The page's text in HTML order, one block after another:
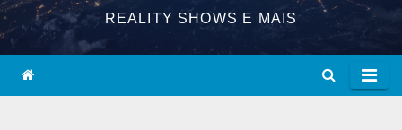
REALITY SHOWS E MAIS